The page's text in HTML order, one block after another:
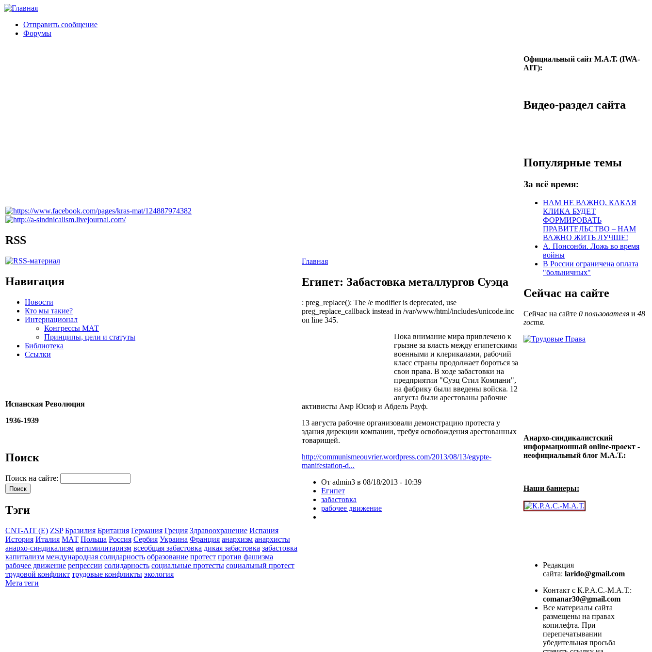
Отправить сообщение
Форумы
RSS
Навигация
Новости
Кто мы такие?
Интернационал
Конгрессы МАТ
Принципы, цели и статуты
Библиотека
Ссылки
Испанская Революция
1936-1939
Поиск
Поиск на сайте:
Тэги
CNT-AIT (E) ZSP Бразилия Британия Германия Греция Здравоохранение Испания
История Италия МАТ Польша Россия Сербия Украина Франция анархизм анархисты
анархо-синдикализм антимилитаризм всеобщая забастовка дикая забастовка забастовка
капитализм международная солидарность образование протест против фашизма
рабочее движение репрессии солидарность социальные протесты социальный протест
трудовой конфликт трудовые конфликты экология
Мета теги
Главная
Египет: Забастовка металлургов Суэца
: preg_replace(): The /e modifier is deprecated, use
preg_replace_callback instead in /var/www/html/includes/unicode.inc
on line 345.
Пока внимание мира привлечено к
грызне за власть между египетскими
военными и клерикалами, рабочий
класс страны продолжает бороться за
свои права. В ходе забастовки на
предприятии "Суэц Стил Компани",
на фабрику были введены войска. 12
августа были арестованы рабочие
активисты Амр Юсиф и Абдель Рауф.
13 августа рабочие организовали демонстрацию протеста у
здания дирекции компании, требуя освобождения арестованных
товарищей.
http://communismeouvrier.wordpress.com/2013/08/13/egypte-
manifestation-d...
От admin3 в 08/18/2013 - 10:39
Египет
забастовка
рабочее движение
Официальный сайт М.А.Т. (IWA-
AIT):
Видео-раздел сайта
Популярные темы
За всё время:
НАМ НЕ ВАЖНО, КАКАЯ
КЛИКА БУДЕТ
ФОРМИРОВАТЬ
ПРАВИТЕЛЬСТВО – НАМ
ВАЖНО ЖИТЬ ЛУЧШЕ!
А. Понсонби. Ложь во время
войны
В России ограничена оплата
"больничных"
Сейчас на сайте
Сейчас на сайте 0 пользователя и 48
гостя.
Анархо-синдикалистский
информационный online-проект -
неофициальный блог М.А.Т.:
Наши баннеры:
Редакция
сайта: larido@gmail.com
Контакт с К.Р.А.С.-М.А.Т.:
comanar30@gmail.com
Все материалы сайта
размещены на правах
копилефта. При
перепечатывании
убедительная просьба